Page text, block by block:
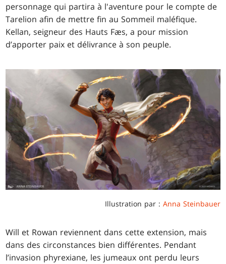
personnage qui partira à l'aventure pour le compte de
Tarelion afin de mettre fin au Sommeil maléfique.
Kellan, seigneur des Hauts Fæs, a pour mission
d’apporter paix et délivrance à son peuple.
Illustration par : Anna Steinbauer
Will et Rowan reviennent dans cette extension, mais
dans des circonstances bien différentes. Pendant
l’invasion phyrexiane, les jumeaux ont perdu leurs